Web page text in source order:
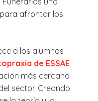
afrontar los
a los alumnos
de ESSAE
más cercana
sector. Creando